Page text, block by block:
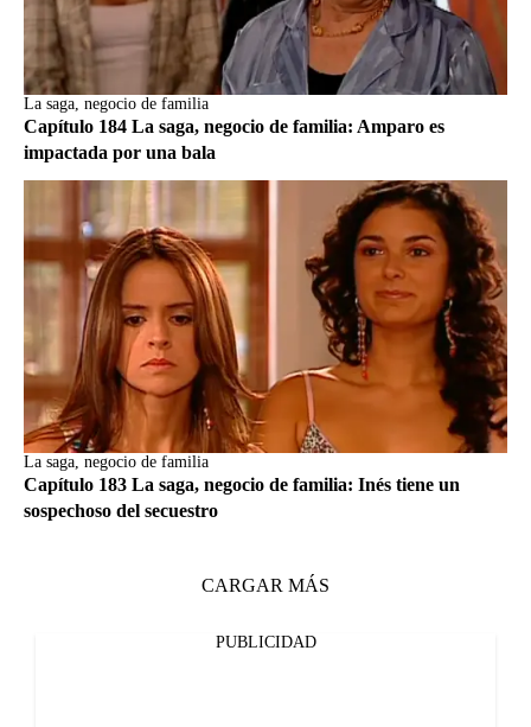
La saga, negocio de familia
Capítulo 184 La saga, negocio de familia: Amparo es
impactada por una bala
La saga, negocio de familia
Capítulo 183 La saga, negocio de familia: Inés tiene un
sospechoso del secuestro
CARGAR MÁS
PUBLICIDAD